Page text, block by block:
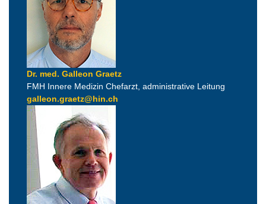
Dr. med. Galleon Graetz
FMH Innere Medizin Chefarzt, administrative Leitung
galleon.graetz@hin.ch